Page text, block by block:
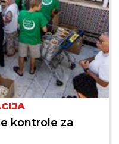
kontrole za